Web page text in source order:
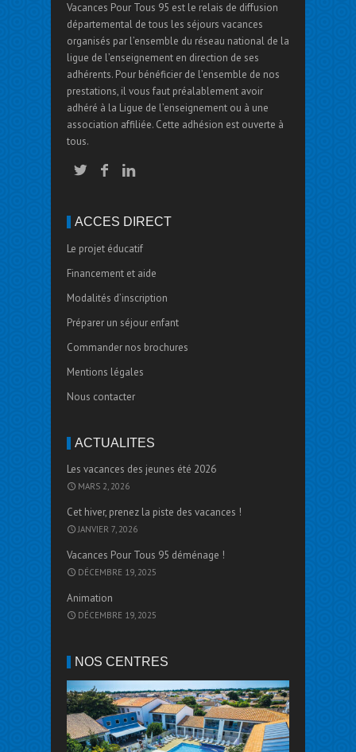
Vacances Pour Tous 95 est le relais de diffusion
départemental de tous les séjours vacances
organisés par l’ensemble du réseau national de la
ligue de l’enseignement en direction de ses
adhérents. Pour bénéficier de l’ensemble de nos
prestations, il vous faut préalablement avoir
adhéré à la Ligue de l’enseignement ou à une
association affiliée. Cette adhésion est ouverte à
tous.
ACCÈS DIRECT
Le projet éducatif
Financement et aide
Modalités d’inscription
Préparer un séjour enfant
Commander nos brochures
Mentions légales
Nous contacter
ACTUALITÉS
Les vacances des jeunes été 2026
MARS 2, 2026
Cet hiver, prenez la piste des vacances !
JANVIER 7, 2026
Vacances Pour Tous 95 déménage !
DÉCEMBRE 19, 2025
Animation
DÉCEMBRE 19, 2025
NOS CENTRES